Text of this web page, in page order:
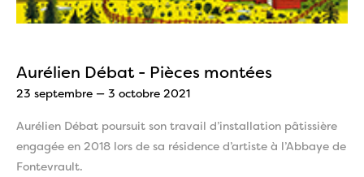
Aurélien Débat - Pièces montées
23 septembre — 3 octobre 2021
Aurélien Débat poursuit son travail d’installation pâtissière
engagée en 2018 lors de sa résidence d’artiste à l’Abbaye de
Fontevrault.